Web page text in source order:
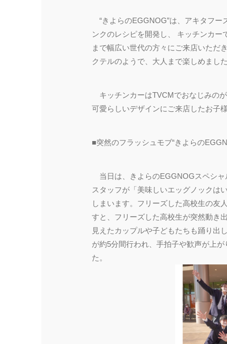
“きよらのEGGNOG”は、アキタフー
ンクのレシピを開発し、 キッチンカ
まで幅広い世代の方々にご来店いただ
クテルのようで、大人まで楽しめまし
キッチンカーはTVCMでおなじみの
可愛らしいデザインにご来店したお子
■突然のフラッシュモブ“きよらの
当日は、きよらのEGGNOGスペシャ
スタッフが「美味しいエッグノックは
しまいます。フリーズした高校生の友
すと、フリーズした高校生が突然動き
見えたカップルや子どもたちも踊り出
が約5分間行われ、手拍子や歓声が上
た。